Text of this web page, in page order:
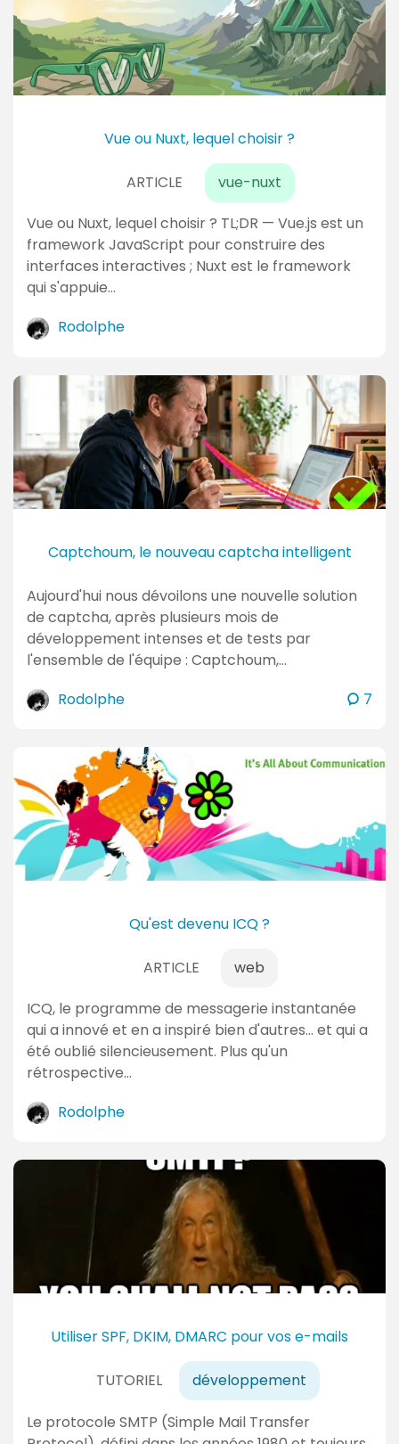
Vue ou Nuxt, lequel choisir ?
ARTICLE vue-nuxt
Vue ou Nuxt, lequel choisir ? TL;DR — Vue.js est un
framework JavaScript pour construire des
interfaces interactives ; Nuxt est le framework
qui s'appuie…
Rodolphe
Captchoum, le nouveau captcha intelligent
Aujourd'hui nous dévoilons une nouvelle solution
de captcha, après plusieurs mois de
développement intenses et de tests par
l'ensemble de l'équipe : Captchoum,…
Rodolphe
7
m
t
a
i
Qu'est devenu ICQ ?
ARTICLE web
ICQ, le programme de messagerie instantanée
qui a innové et en a inspiré bien d'autres... et qui a
été oublié silencieusement. Plus qu'un
rétrospective…
Rodolphe
Utiliser SPF, DKIM, DMARC pour vos e-mails
TUTORIEL développement
Le protocole SMTP (Simple Mail Transfer